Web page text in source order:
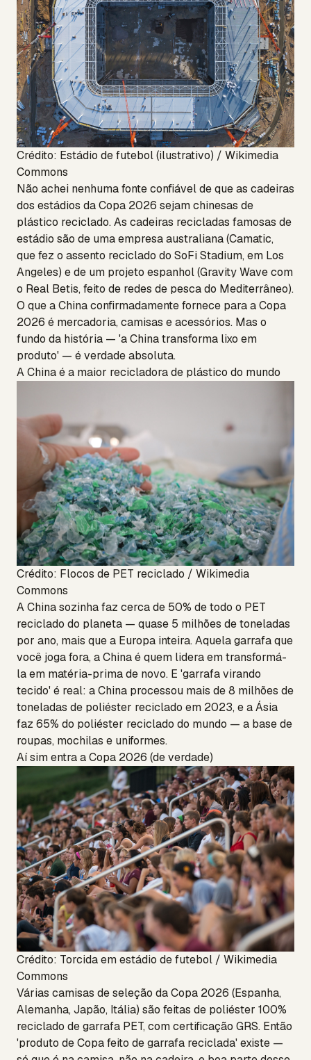
Crédito: Estádio de futebol (ilustrativo) / Wikimedia
Commons
Não achei nenhuma fonte confiável de que as cadeiras
dos estádios da Copa 2026 sejam chinesas de
plástico reciclado. As cadeiras recicladas famosas de
estádio são de uma empresa australiana (Camatic,
que fez o assento reciclado do SoFi Stadium, em Los
Angeles) e de um projeto espanhol (Gravity Wave com
o Real Betis, feito de redes de pesca do Mediterrâneo).
O que a China confirmadamente fornece para a Copa
2026 é mercadoria, camisas e acessórios. Mas o
fundo da história — 'a China transforma lixo em
produto' — é verdade absoluta.
A China é a maior recicladora de plástico do mundo
Crédito: Flocos de PET reciclado / Wikimedia
Commons
A China sozinha faz cerca de 50% de todo o PET
reciclado do planeta — quase 5 milhões de toneladas
por ano, mais que a Europa inteira. Aquela garrafa que
você joga fora, a China é quem lidera em transformá-
la em matéria-prima de novo. E 'garrafa virando
tecido' é real: a China processou mais de 8 milhões de
toneladas de poliéster reciclado em 2023, e a Ásia
faz 65% do poliéster reciclado do mundo — a base de
roupas, mochilas e uniformes.
Aí sim entra a Copa 2026 (de verdade)
Crédito: Torcida em estádio de futebol / Wikimedia
Commons
Várias camisas de seleção da Copa 2026 (Espanha,
Alemanha, Japão, Itália) são feitas de poliéster 100%
reciclado de garrafa PET, com certificação GRS. Então
'produto de Copa feito de garrafa reciclada' existe —